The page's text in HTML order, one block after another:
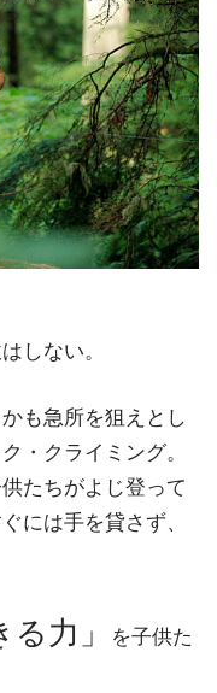
しない。
も急所を狙えとし
・クライミング。
たちがよじ登って
には手を貸さず、
る力」
を子供た